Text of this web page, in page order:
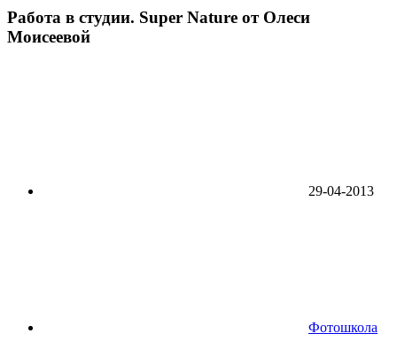
Работа в студии. Super Nature от Олеси
Моисеевой
29-04-2013
Фотошкола